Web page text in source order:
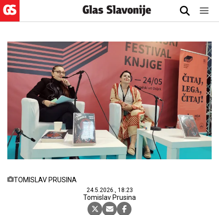
TOMISLAV PRUSINA
24.5.2026., 18:23
Tomislav Prusina